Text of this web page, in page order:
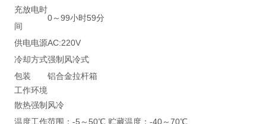
充放电时
间
0～99小时59分
供电电源AC:220V
冷却方式强制风冷式
包装
铝合金拉杆箱
工作环境
散热强制风冷
温度工作范围：-5～50℃ 贮藏温度：-40～70℃